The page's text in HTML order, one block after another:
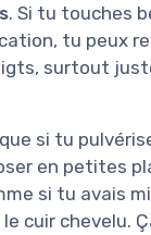
. Si tu touches
tu peux
surtout
si tu
en petites
si tu avais
cuir chevelu.